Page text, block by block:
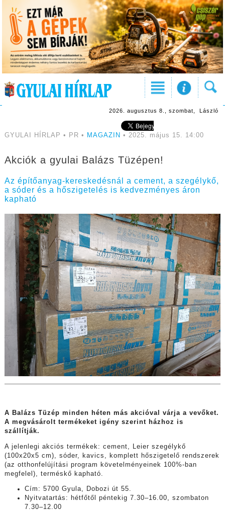
2026. augusztus 8., szombat, László
GYULAI HÍRLAP • PR • MAGAZIN • 2025. május 15. 14:00
Akciók a gyulai Balázs Tüzépen!
Az építőanyag-kereskedésnál a cement, a szegélykő,
a sóder és a hőszigetelés is kedvezményes áron
kapható
A Balázs Tüzép minden héten más akcióval várja a vevőket.
A megvásárolt termékeket igény szerint házhoz is
szállítják.
A jelenlegi akciós termékek: cement,
Leier szegélykő
(100x20x5 cm), sóder, kavics,
komplett hőszigetelő rendszerek
(az otthonfelújítási program követelményeinek 100%-ban
megfelel), terméskő kapható.
Cím: 5700 Gyula, Dobozi út 55.
Nyitvatartás: hétfőtől péntekig 7.30–16.00, szombaton
7.30–12.00